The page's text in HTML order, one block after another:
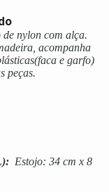
de nylon com alça.
acompanha
e garfo)
peças.
Estojo: 34 cm x 8